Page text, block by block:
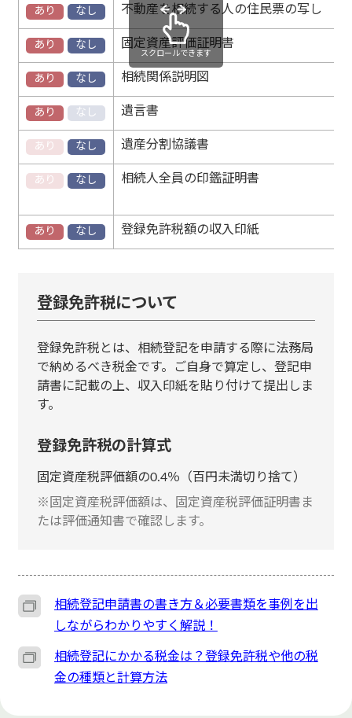
あり なし 不動産を相続する人の住民票の写し
あり なし 固定資産評価証明書
あり なし 相続関係説明図
あり なし 遺言書
あり なし 遺産分割協議書
あり なし 相続人全員の印鑑証明書
あり なし 登録免許税額の収入印紙
スクロールできます
登録免許税について
登録免許税とは、相続登記を申請する際に法務局
で納めるべき税金です。ご自身で算定し、登記申
請書に記載の上、収入印紙を貼り付けて提出しま
す。
登録免許税の計算式
固定資産税評価額の0.4％（百円未満切り捨て）
※固定資産税評価額は、固定資産税評価証明書ま
たは評価通知書で確認します。
相続登記申請書の書き方＆必要書類を事例を出
しながらわかりやすく解説！
相続登記にかかる税金は？登録免許税や他の税
金の種類と計算方法